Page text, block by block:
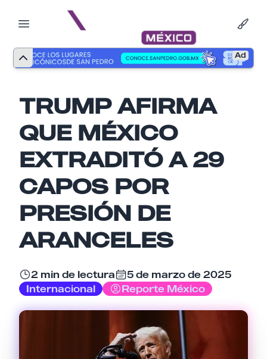
Ad
TRUMP AFIRMA
QUE MÉXICO
EXTRADITÓ A 29
CAPOS POR
PRESIÓN DE
ARANCELES
2 min de lectura
5 de marzo de 2025
Internacional
Reporte México
Email